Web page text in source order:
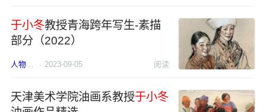
于小冬教授青海跨年写生-素描
部分（2022）
人物 中国 于小冬 素描
· 2023-09-05 阅读
天津美术学院油画系教授于小冬